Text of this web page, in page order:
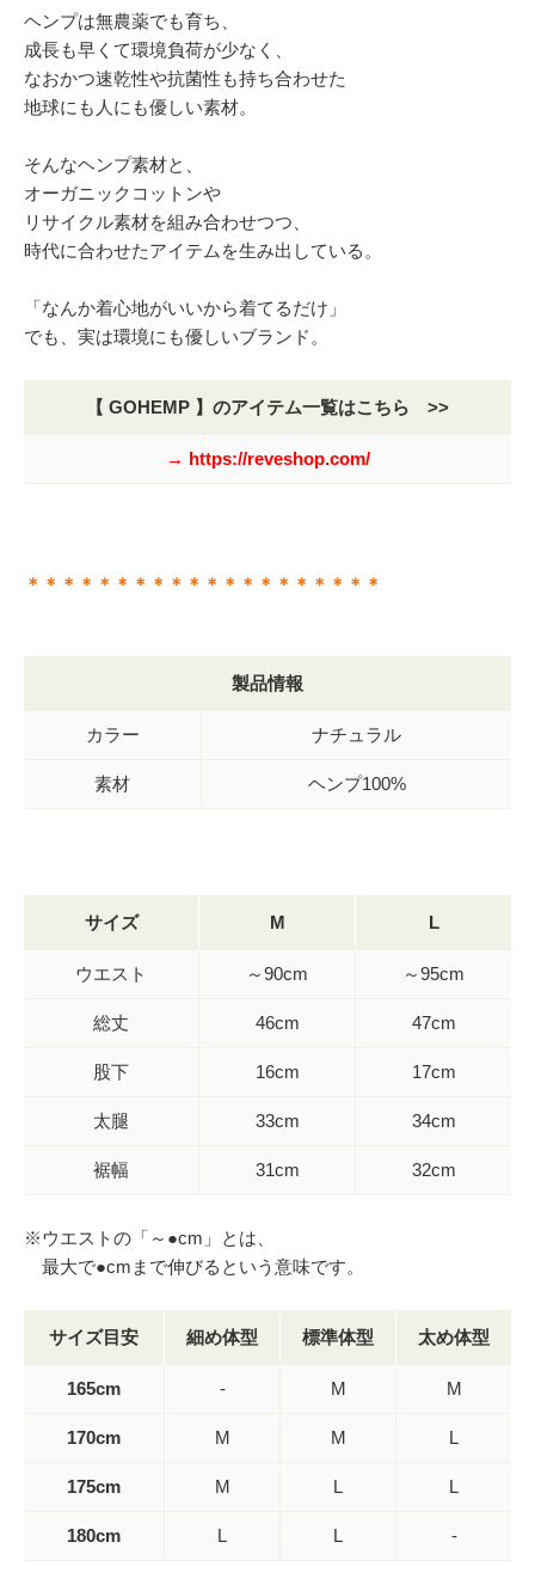
ヘンプは無農薬でも育ち、
成長も早くて環境負荷が少なく、
なおかつ速乾性や抗菌性も持ち合わせた
地球にも人にも優しい素材。
そんなヘンプ素材と、
オーガニックコットンや
リサイクル素材を組み合わせつつ、
時代に合わせたアイテムを生み出している。
「なんか着心地がいいから着てるだけ」
でも、実は環境にも優しいブランド。
【 GOHEMP 】のアイテム一覧はこちら >>
→ https://reveshop.com/
＊＊＊＊＊＊＊＊＊＊＊＊＊＊＊＊＊＊＊＊
製品情報
カラー ナチュラル
素材 ヘンプ100%
サイズ M L
ウエスト ～90cm ～95cm
総丈 46cm 47cm
股下 16cm 17cm
太腿 33cm 34cm
裾幅 31cm 32cm
※ウエストの「～●cm」とは、
最大で●cmまで伸びるという意味です。
サイズ目安 細め体型 標準体型 太め体型
165cm - M M
170cm M M L
175cm M L L
180cm L L -